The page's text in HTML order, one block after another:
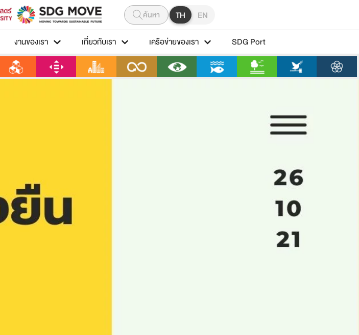
ค้นหา TH EN
งานของเรา เกี่ยวกับเรา เครือข่ายของเรา SDG Port